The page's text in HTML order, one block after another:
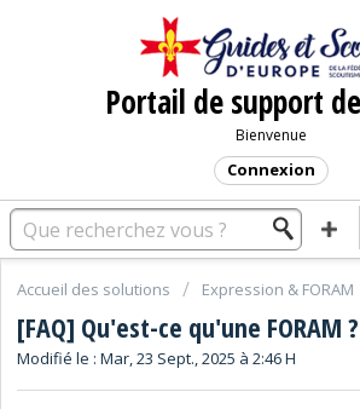
Bienvenue
Connexion
Accueil des solutions Expression & FORAM
[FAQ] Qu'est-ce qu'une FORAM ?
Modifié le : Mar, 23 Sept., 2025 à 2:46 H